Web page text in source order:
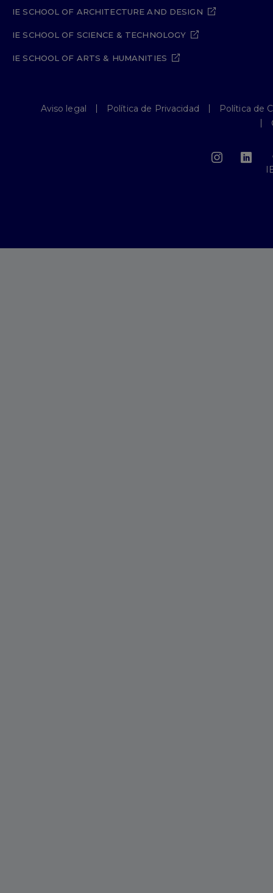
IE SCHOOL OF ARCHITECTURE AND DESIGN
IE SCHOOL OF SCIENCE & TECHNOLOGY
IE SCHOOL OF ARTS & HUMANITIES
Aviso legal Política de Privacidad
Política de